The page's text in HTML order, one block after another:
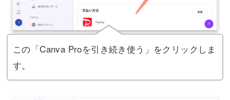
この「Canva Proを引き続き使う」をクリックしま
す。